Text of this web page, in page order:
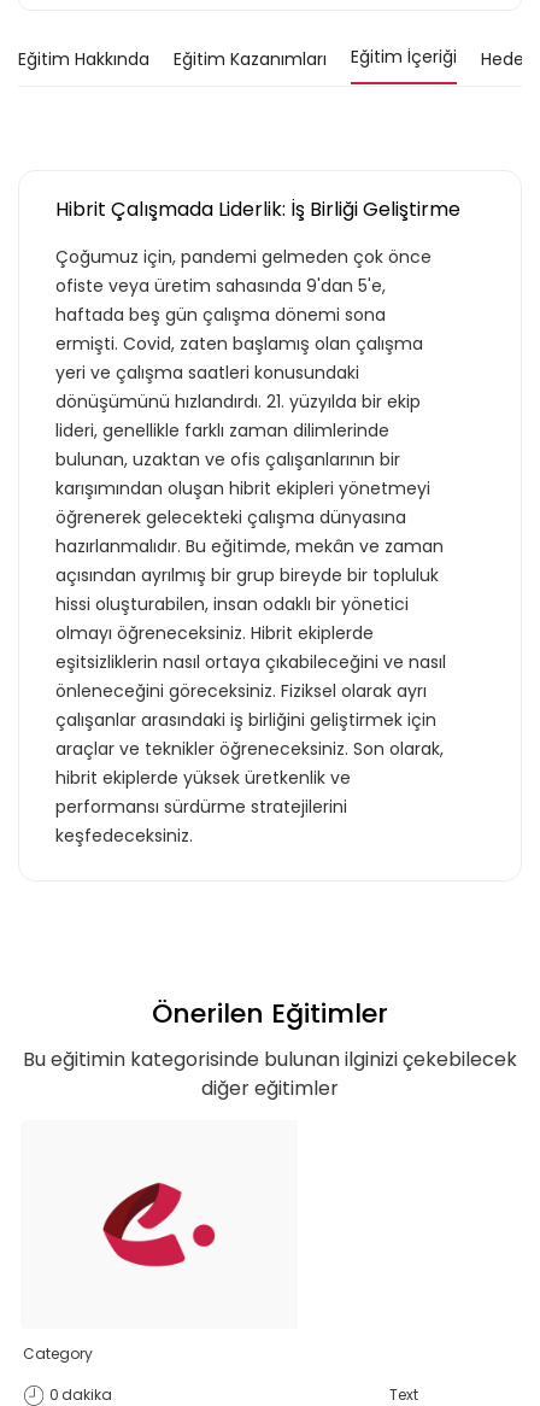
Eğitim Hakkında Eğitim Kazanımları Eğitim İçeriği Hedef
Hibrit Çalışmada Liderlik: İş Birliği Geliştirme
Çoğumuz için, pandemi gelmeden çok önce
ofiste veya üretim sahasında 9'dan 5'e,
haftada beş gün çalışma dönemi sona
ermişti. Covid, zaten başlamış olan çalışma
yeri ve çalışma saatleri konusundaki
dönüşümünü hızlandırdı. 21. yüzyılda bir ekip
lideri, genellikle farklı zaman dilimlerinde
bulunan, uzaktan ve ofis çalışanlarının bir
karışımından oluşan hibrit ekipleri yönetmeyi
öğrenerek gelecekteki çalışma dünyasına
hazırlanmalıdır. Bu eğitimde, mekân ve zaman
açısından ayrılmış bir grup bireyde bir topluluk
hissi oluşturabilen, insan odaklı bir yönetici
olmayı öğreneceksiniz. Hibrit ekiplerde
eşitsizliklerin nasıl ortaya çıkabileceğini ve nasıl
önleneceğini göreceksiniz. Fiziksel olarak ayrı
çalışanlar arasındaki iş birliğini geliştirmek için
araçlar ve teknikler öğreneceksiniz. Son olarak,
hibrit ekiplerde yüksek üretkenlik ve
performansı sürdürme stratejilerini
keşfedeceksiniz.
Önerilen Eğitimler
Bu eğitimin kategorisinde bulunan ilginizi çekebilecek
diğer eğitimler
Category
0 dakika Text